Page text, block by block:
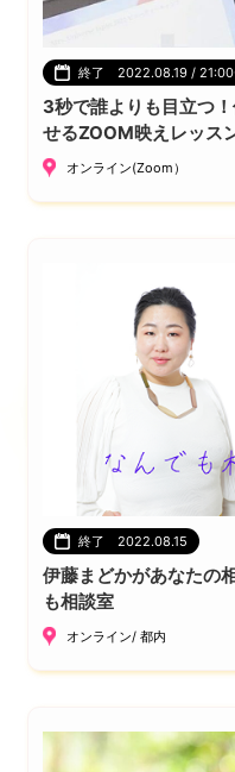
終了 2022.08.19 / 21:00
3秒で誰よりも目立つ
せるZOOM映えレッス
オンライン(Zoom）
終了 2022.08.15
伊藤まどかがあなたの
も相談室
オンライン/ 都内